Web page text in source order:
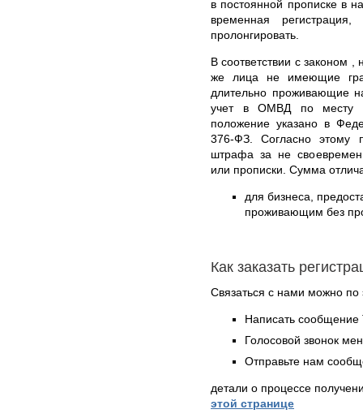
в постоянной прописке в
временная
пролонгировать.
В соответствии с законом ,
же лица не имеющие
длительно проживающие
учет в ОМВД по месту
положение указано в
376-ФЗ. Согласно этому
штрафа за не
или прописки. Сумма
для бизнеса,
проживающим без
Как заказать
Связаться с нами можно по
Написать
Голосовой звонок
Отправьте нам
детали о процессе
этой странице